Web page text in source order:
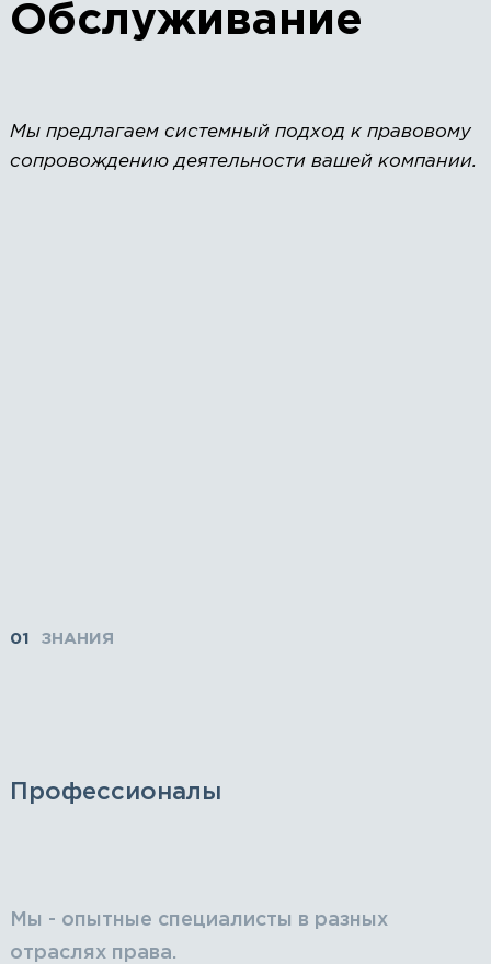
Обслуживание
Мы предлагаем системный подход к правовому
сопровождению деятельности вашей компании.
01 ЗНАНИЯ
Профессионалы
Мы - опытные специалисты в разных
отраслях права.